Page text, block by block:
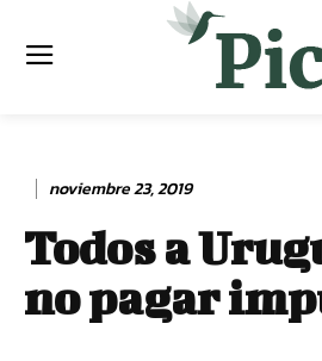
noviembre 23, 2019
Todos a
no pagar